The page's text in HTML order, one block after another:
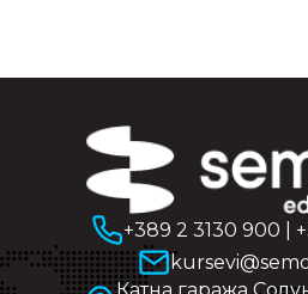
+389 2 3130 900
Катна гаража